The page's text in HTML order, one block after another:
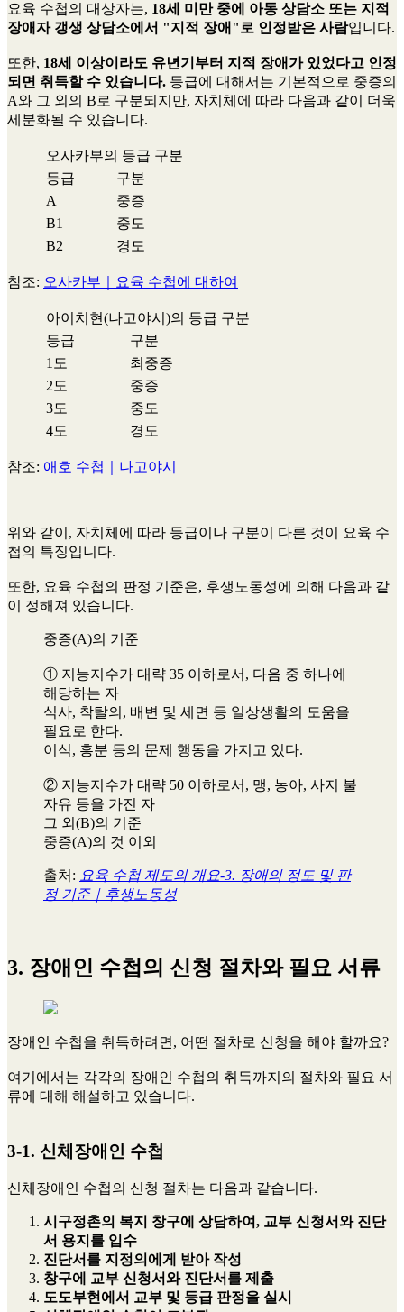
요육 수첩의 대상자는, 18세 미만 중에 아동 상담소 또는 지적
장애자 갱생 상담소에서 "지적 장애"로 인정받은 사람입니다.
또한, 18세 이상이라도 유년기부터 지적 장애가 있었다고 인정
되면 취득할 수 있습니다. 등급에 대해서는 기본적으로 중증의
A와 그 외의 B로 구분되지만, 자치체에 따라 다음과 같이 더욱
세분화될 수 있습니다.
오사카부의 등급 구분
등급
구분
A
중증
B1
중도
B2
경도
참조: 오사카부｜요육 수첩에 대하여
아이치현(나고야시)의 등급 구분
등급
구분
1도
최중증
2도
중증
3도
중도
4도
경도
참조: 애호 수첩｜나고야시
위와 같이, 자치체에 따라 등급이나 구분이 다른 것이 요육 수
첩의 특징입니다.
또한, 요육 수첩의 판정 기준은, 후생노동성에 의해 다음과 같
이 정해져 있습니다.
중증(A)의 기준
① 지능지수가 대략 35 이하로서, 다음 중 하나에
해당하는 자
식사, 착탈의, 배변 및 세면 등 일상생활의 도움을
필요로 한다.
이식, 흥분 등의 문제 행동을 가지고 있다.
② 지능지수가 대략 50 이하로서, 맹, 농아, 사지 불
자유 등을 가진 자
그 외(B)의 기준
중증(A)의 것 이외
출처: 요육 수첩 제도의 개요-3. 장애의 정도 및 판
정 기준｜후생노동성
3. 장애인 수첩의 신청 절차와 필요 서류
장애인 수첩을 취득하려면, 어떤 절차로 신청을 해야 할까요?
여기에서는 각각의 장애인 수첩의 취득까지의 절차와 필요 서
류에 대해 해설하고 있습니다.
3-1. 신체장애인 수첩
신체장애인 수첩의 신청 절차는 다음과 같습니다.
시구정촌의 복지 창구에 상담하여, 교부 신청서와 진단
서 용지를 입수
진단서를 지정의에게 받아 작성
창구에 교부 신청서와 진단서를 제출
도도부현에서 교부 및 등급 판정을 실시